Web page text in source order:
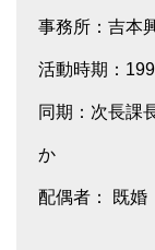
事務所：吉本
活動時期：
同期：次長課
か
配偶者： 既婚